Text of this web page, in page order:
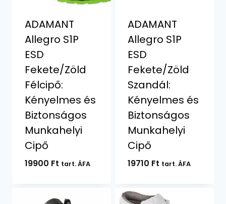
ADAMANT
Allegro S1P
ESD
Fekete/Zöld
Félcipő:
Kényelmes és
Biztonságos
Munkahelyi
Cipő
19900 Ft tart. ÁFA
ADAMANT
Allegro S1P
ESD
Fekete/Zöld
Szandál:
Kényelmes és
Biztonságos
Munkahelyi
Cipő
19710 Ft tart. ÁFA